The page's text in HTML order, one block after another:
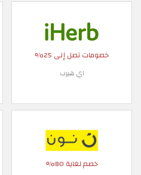
خصومات تصل إلى 25%
اي هيرب
خصم لغاية 80%